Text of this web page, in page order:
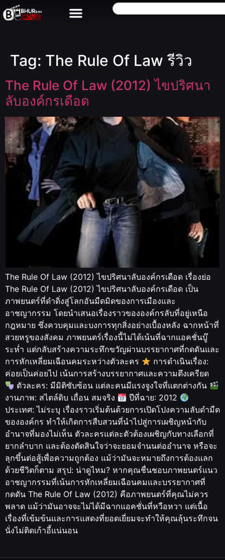
Tag: The Rule Of Law รีวิว
The Rule Of Law (2012) ไขปริศนา
ลับองค์กรเดือด
The Rule Of Law (2012) ไขปริศนาลับองค์กรเดือด เรื่องย่อ
The Rule Of Law (2012) ไขปริศนาลับองค์กรเดือด เป็น
ภาพยนตร์ที่ดำดิ่งสู่โลกอันมืดมิดของการเมืองและ
อาชญากรรม โดยนำเสนอเรื่องราวขององค์กรลับที่อยู่เหนือ
กฎหมาย ซึ่งควบคุมและบงการทุกสิ่งอย่างเบื้องหลัง ฉากหน้าที่
สวยหรูของสังคม ภาพยนตร์เรื่องนี้ไม่ได้เน้นที่ฉากแอคชั่นบู๊
ระห่ำ แต่กลับสร้างความระทึกขวัญผ่านบรรยากาศที่กดดันและ
การหักเหลี่ยมเฉือนคมระหว่างตัวละคร
การดำเนินเรื่อง:
ค่อยเป็นค่อยไป เน้นการสร้างบรรยากาศและความตึงเครียด
ตัวละคร: มีมิติซับซ้อน แต่ละคนมีแรงจูงใจที่แตกต่างกัน
งานภาพ: สไตล์ดิบ เถื่อน สมจริง
ปีที่ฉาย: 2012
ประเทศ: ไม่ระบุ เรื่องราวเริ่มต้นด้วยการเปิดโปงความลับดำมืด
ขององค์กร ทำให้เกิดการสืบสวนที่นำไปสู่การเผชิญหน้ากับ
อำนาจที่มองไม่เห็น ตัวละครแต่ละตัวต้องเผชิญกับทางเลือกที่
ยากลำบาก และต้องตัดสินใจว่าจะยอมจำนนต่ออำนาจ หรือจะ
ลุกขึ้นต่อสู้เพื่อความถูกต้อง แม้ว่ามันจะหมายถึงการต้องแลก
ด้วยชีวิตก็ตาม สรุป: น่าดูไหม? หากคุณชื่นชอบภาพยนตร์แนว
อาชญากรรมที่เน้นการหักเหลี่ยมเฉือนคมและบรรยากาศที่
กดดัน The Rule Of Law (2012) คือภาพยนตร์ที่คุณไม่ควร
พลาด แม้ว่ามันอาจจะไม่ได้มีฉากแอคชั่นที่หวือหวา แต่เนื้อ
เรื่องที่เข้มข้นและการแสดงที่ยอดเยี่ยมจะทำให้คุณลุ้นระทึกจน
นั่งไม่ติดเก้าอี้แน่นอน